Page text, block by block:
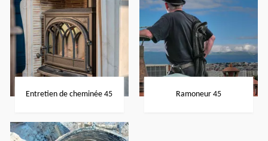
Entretien de cheminée 45 Ramoneur 45